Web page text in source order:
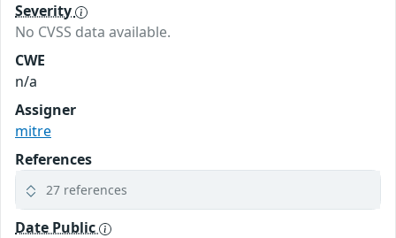
Severity
No CVSS data available.
CWE
n/a
Assigner
mitre
References
27 references
Date Public